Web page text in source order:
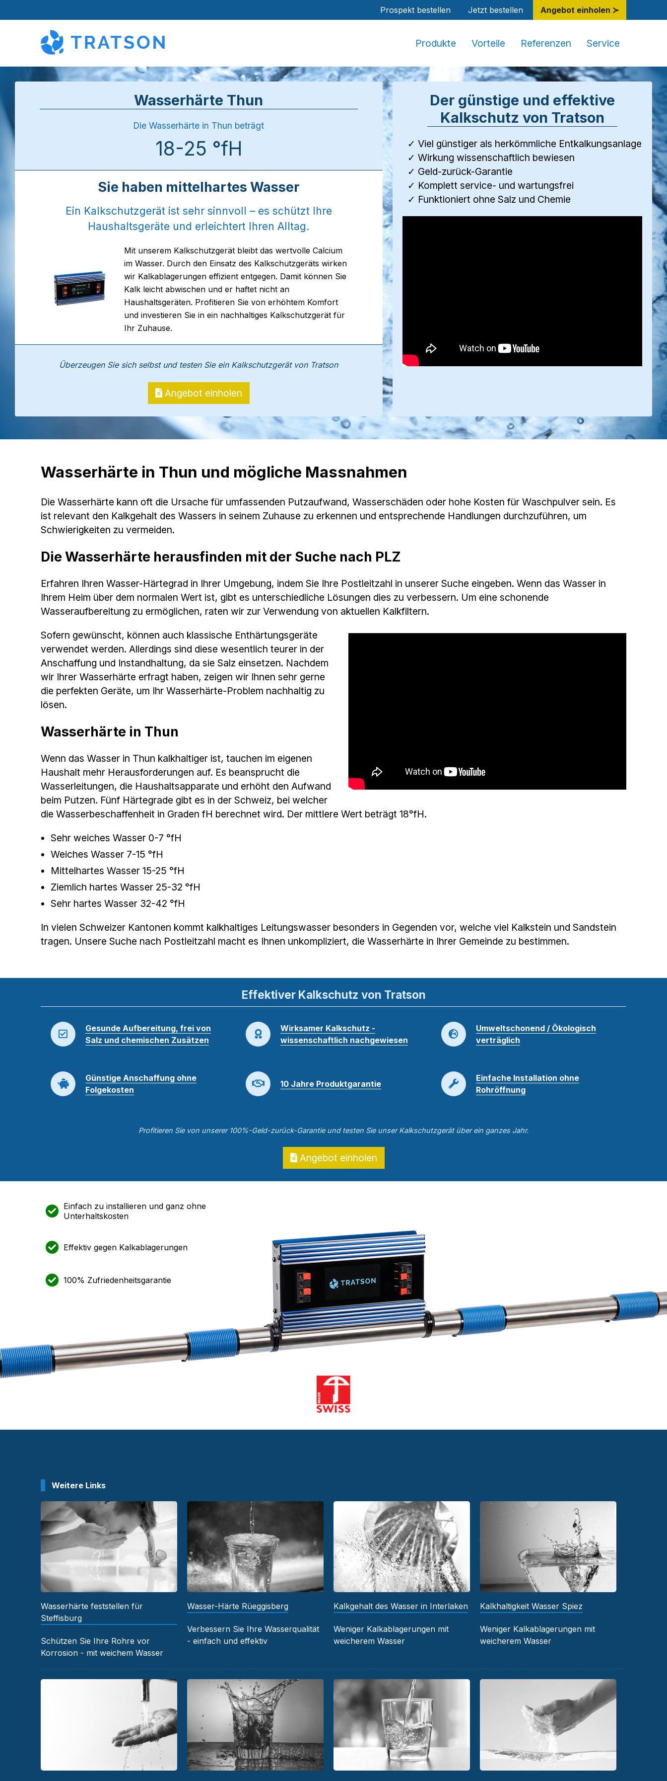
Prospekt bestellen Jetzt bestellen Angebot einholen ≻
Produkte Vorteile Referenzen Service
Wasserhärte Thun
Die Wasserhärte in Thun beträgt
18-25 °fH
Sie haben mittelhartes Wasser
Ein Kalkschutzgerät ist sehr sinnvoll – es schützt Ihre
Haushaltsgeräte und erleichtert Ihren Alltag.
Mit unserem Kalkschutzgerät bleibt das wertvolle Calcium
im Wasser. Durch den Einsatz des Kalkschutzgeräts wirken
wir Kalkablagerungen effizient entgegen. Damit können Sie
Kalk leicht abwischen und er haftet nicht an
Haushaltsgeräten. Profitieren Sie von erhöhtem Komfort
und investieren Sie in ein nachhaltiges Kalkschutzgerät für
Ihr Zuhause.
Überzeugen Sie sich selbst und testen Sie ein Kalkschutzgerät von Tratson
Angebot einholen
Der günstige und effektive
Kalkschutz von Tratson
✓ Viel günstiger als herkömmliche Entkalkungsanlage
✓ Wirkung wissenschaftlich bewiesen
✓ Geld-zurück-Garantie
✓ Komplett service- und wartungsfrei
✓ Funktioniert ohne Salz und Chemie
Wasserhärte in Thun und mögliche Massnahmen
Die Wasserhärte kann oft die Ursache für umfassenden Putzaufwand, Wasserschäden oder hohe Kosten für Waschpulver sein. Es
ist relevant den Kalkgehalt des Wassers in seinem Zuhause zu erkennen und entsprechende Handlungen durchzuführen, um
Schwierigkeiten zu vermeiden.
Die Wasserhärte herausfinden mit der Suche nach PLZ
Erfahren Ihren Wasser-Härtegrad in Ihrer Umgebung, indem Sie Ihre Postleitzahl in unserer Suche eingeben. Wenn das Wasser in
Ihrem Heim über dem normalen Wert ist, gibt es unterschiedliche Lösungen dies zu verbessern. Um eine schonende
Wasseraufbereitung zu ermöglichen, raten wir zur Verwendung von aktuellen Kalkfiltern.
Sofern gewünscht, können auch klassische Enthärtungsgeräte
verwendet werden. Allerdings sind diese wesentlich teurer in der
Anschaffung und Instandhaltung, da sie Salz einsetzen. Nachdem
wir Ihrer Wasserhärte erfragt haben, zeigen wir Ihnen sehr gerne
die perfekten Geräte, um Ihr Wasserhärte-Problem nachhaltig zu
lösen.
Wasserhärte in Thun
Wenn das Wasser in Thun kalkhaltiger ist, tauchen im eigenen
Haushalt mehr Herausforderungen auf. Es beansprucht die
Wasserleitungen, die Haushaltsapparate und erhöht den Aufwand
beim Putzen. Fünf Härtegrade gibt es in der Schweiz, bei welcher
die Wasserbeschaffenheit in Graden fH berechnet wird. Der mittlere Wert beträgt 18°fH.
Sehr weiches Wasser 0-7 °fH
Weiches Wasser 7-15 °fH
Mittelhartes Wasser 15-25 °fH
Ziemlich hartes Wasser 25-32 °fH
Sehr hartes Wasser 32-42 °fH
In vielen Schweizer Kantonen kommt kalkhaltiges Leitungswasser besonders in Gegenden vor, welche viel Kalkstein und Sandstein
tragen. Unsere Suche nach Postleitzahl macht es Ihnen unkompliziert, die Wasserhärte in Ihrer Gemeinde zu bestimmen.
Effektiver Kalkschutz von Tratson
Gesunde Aufbereitung, frei von
Salz und chemischen Zusätzen
Wirksamer Kalkschutz -
wissenschaftlich nachgewiesen
Umweltschonend / Ökologisch
verträglich
Günstige Anschaffung ohne
Folgekosten
10 Jahre Produktgarantie
Einfache Installation ohne
Rohröffnung
Profitieren Sie von unserer 100%-Geld-zurück-Garantie und testen Sie unser Kalkschutzgerät über ein ganzes Jahr.
Angebot einholen
Einfach zu installieren und ganz ohne
Unterhaltskosten
Effektiv gegen Kalkablagerungen
100% Zufriedenheitsgarantie
Weitere Links
Wasserhärte feststellen für
Steffisburg
Schützen Sie Ihre Rohre vor
Korrosion - mit weichem Wasser
Wasser-Härte Rüeggisberg
Verbessern Sie Ihre Wasserqualität
- einfach und effektiv
Kalkgehalt des Wasser in Interlaken
Weniger Kalkablagerungen mit
weicherem Wasser
Kalkhaltigkeit Wasser Spiez
Weniger Kalkablagerungen mit
weicherem Wasser